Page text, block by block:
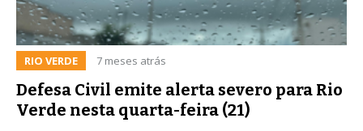
RIO VERDE 7 meses atrás
Defesa Civil emite alerta severo para Rio
Verde nesta quarta-feira (21)